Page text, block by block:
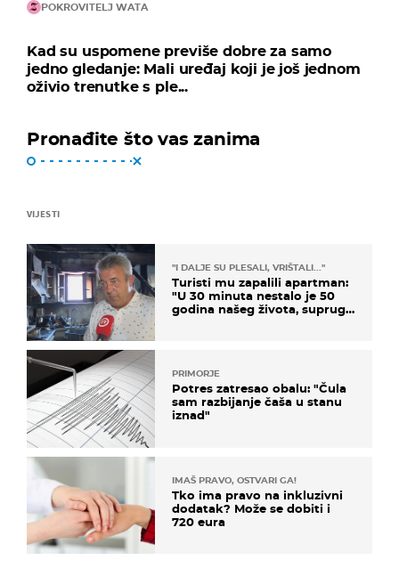
POKROVITELJ WATA
Kad su uspomene previše dobre za samo
jedno gledanje: Mali uređaj koji je još jednom
oživio trenutke s ple...
Pronađite što vas zanima
VIJESTI
"I DALJE SU PLESALI, VRIŠTALI..."
Turisti mu zapalili apartman:
"U 30 minuta nestalo je 50
godina našeg života, supruga
PRIMORJE
Potres zatresao obalu: "Čula
sam razbijanje čaša u stanu
iznad"
IMAŠ PRAVO, OSTVARI GA!
Tko ima pravo na inkluzivni
dodatak? Može se dobiti i
720 eura